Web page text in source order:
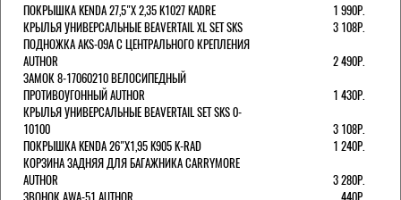
ПОКРЫШКА KENDA 27,5"Х 2,35 K1027 KADRE
1 990Р.
КРЫЛЬЯ УНИВЕРСАЛЬНЫЕ BEAVERTAIL XL SET SKS
3 108Р.
ПОДНОЖКА AKS-09A C ЦЕНТРАЛЬНОГО КРЕПЛЕНИЯ
AUTHOR
2 490Р.
ЗАМОК 8-17060210 ВЕЛОСИПЕДНЫЙ
ПРОТИВОУГОННЫЙ AUTHOR
1 430Р.
КРЫЛЬЯ УНИВЕРСАЛЬНЫЕ BEAVERTAIL SET SKS 0-
10100
3 108Р.
ПОКРЫШКА KENDA 26"Х1,95 K905 K-RAD
1 240Р.
КОРЗИНА ЗАДНЯЯ ДЛЯ БАГАЖНИКА CARRYMORE
AUTHOR
3 280Р.
ЗВОНОК AWA-51 AUTHOR
440Р.